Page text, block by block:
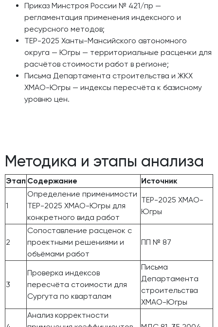
Приказ Минстроя России № 421/пр —
регламентация применения индексного и
ресурсного методов;
ТЕР-2025 Ханты-Мансийского автономного
округа — Югры — территориальные расценки для
расчётов стоимости работ в регионе;
Письма Департамента строительства и ЖКХ
ХМАО-Югры — индексы пересчёта к базисному
уровню цен.
Методика и этапы анализа
Этап Содержание Источник
1
Определение применимости
ТЕР-2025 ХМАО-Югры для
конкретного вида работ
ТЕР-2025 ХМАО-
Югры
2
Сопоставление расценок с
проектными решениями и
объёмами работ
ПП № 87
3
Проверка индексов
пересчёта стоимости для
Сургута по кварталам
Письма
Департамента
строительства
ХМАО-Югры
Анализ корректности